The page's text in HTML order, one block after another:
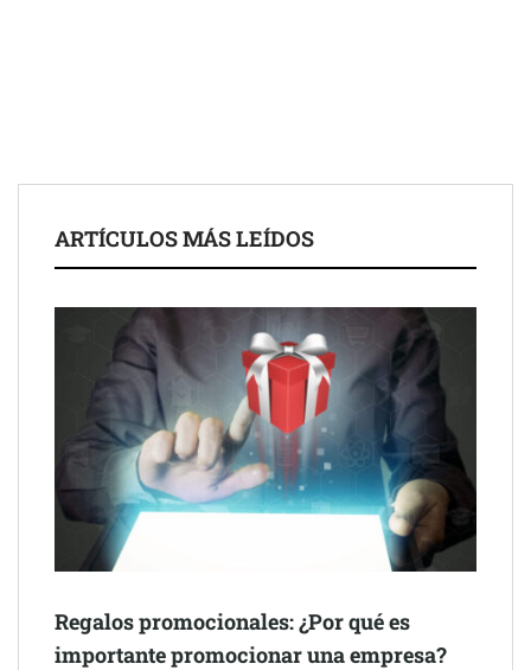
Schaeffler mejora su rentabilidad en el primer semestre de 2026
ARTÍCULOS MÁS LEÍDOS
Regalos promocionales: ¿Por qué es
importante promocionar una empresa?